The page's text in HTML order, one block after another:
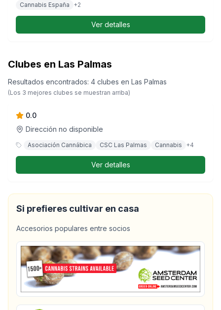
Cannabis España +2
Ver detalles
Clubes en Las Palmas
Resultados encontrados: 4 clubes en Las Palmas
(Los 3 mejores clubes se muestran arriba)
Skyline csc
0.0
Dirección no disponible
Asociación Cannábica CSC Las Palmas Cannabis +4
Ver detalles
Si prefieres cultivar en casa
Accesorios populares entre socios